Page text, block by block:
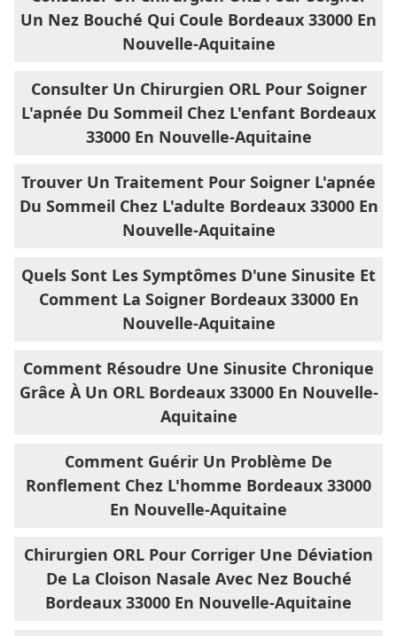
Un Nez Bouché Qui Coule Bordeaux 33000 En
Nouvelle-Aquitaine
Consulter Un Chirurgien ORL Pour Soigner
L'apnée Du Sommeil Chez L'enfant Bordeaux
33000 En Nouvelle-Aquitaine
Trouver Un Traitement Pour Soigner L'apnée
Du Sommeil Chez L'adulte Bordeaux 33000 En
Nouvelle-Aquitaine
Quels Sont Les Symptômes D'une Sinusite Et
Comment La Soigner Bordeaux 33000 En
Nouvelle-Aquitaine
Comment Résoudre Une Sinusite Chronique
Grâce À Un ORL Bordeaux 33000 En Nouvelle-
Aquitaine
Comment Guérir Un Problème De
Ronflement Chez L'homme Bordeaux 33000
En Nouvelle-Aquitaine
Chirurgien ORL Pour Corriger Une Déviation
De La Cloison Nasale Avec Nez Bouché
Bordeaux 33000 En Nouvelle-Aquitaine